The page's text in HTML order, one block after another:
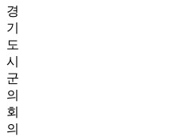
경
기
도
시
군
의
회
의